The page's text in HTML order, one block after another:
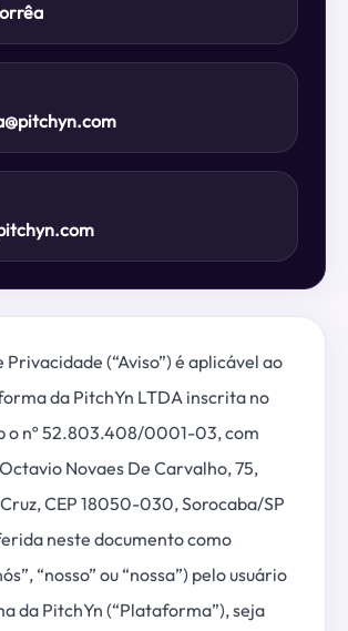
Privacidade (“Aviso”) é aplicável ao
da PitchYn LTDA inscrita no
o nº 52.803.408/0001-03, com
Novaes De Carvalho, 75,
CEP 18050-030, Sorocaba/SP
neste documento como
“nosso” ou “nossa”) pelo usuário
da PitchYn (“Plataforma”), seja